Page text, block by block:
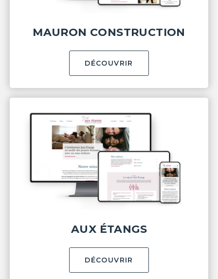
MAURON CONSTRUCTION
DÉCOUVRIR
AUX ÉTANGS
DÉCOUVRIR